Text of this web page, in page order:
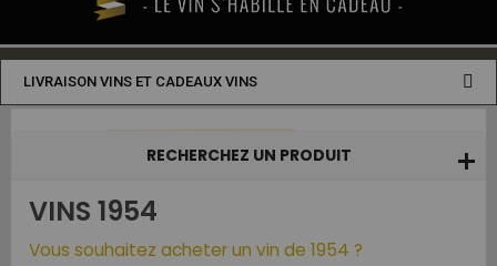
LIVRAISON VINS ET CADEAUX VINS
RECHERCHEZ UN PRODUIT
VINS 1954
Vous souhaitez acheter un vin de 1954 ?